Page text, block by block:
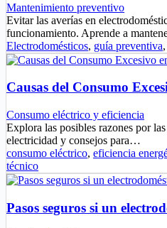
Mantenimiento preventivo
Evitar las averías en
funcionamiento. Aprende a
Electrodomésticos, guía preventiva,
Causas del Consumo
Consumo eléctrico y eficiencia
Explora las posibles razones por
electricidad y consejos para…
consumo eléctrico, eficiencia
técnico
Pasos seguros si un